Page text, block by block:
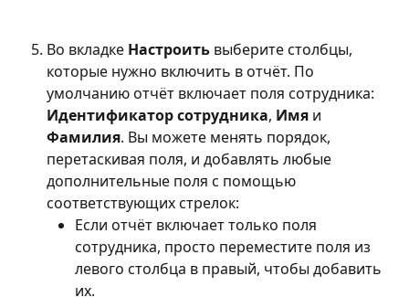
Во вкладке Настроить выберите столбцы,
которые нужно включить в отчёт. По
умолчанию отчёт включает поля сотрудника:
Идентификатор сотрудника, Имя и
Фамилия. Вы можете менять порядок,
перетаскивая поля, и добавлять любые
дополнительные поля с помощью
соответствующих стрелок:
Если отчёт включает только поля
сотрудника, просто переместите поля из
левого столбца в правый, чтобы добавить
их.